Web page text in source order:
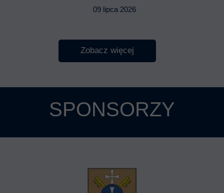
09 lipca 2026
Zobacz więcej
SPONSORZY